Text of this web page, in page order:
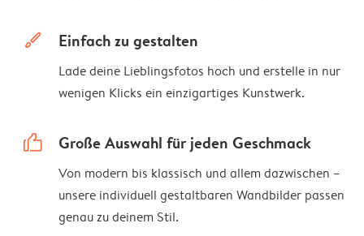
brush Einfach zu gestalten
Lade deine Lieblingsfotos hoch und erstelle in nur
wenigen Klicks ein einzigartiges Kunstwerk.
thumbs_up Große Auswahl für jeden Geschmack
Von modern bis klassisch und allem dazwischen –
unsere individuell gestaltbaren Wandbilder passen
genau zu deinem Stil.